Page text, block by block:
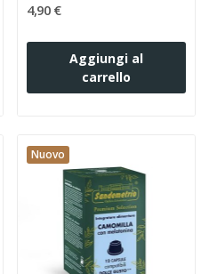
4,90 €
Aggiungi al
carrello
Nuovo